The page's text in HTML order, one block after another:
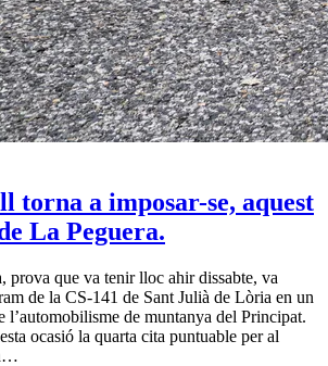
torna a imposar-se, aquest
La Peguera.
prova que va tenir lloc ahir dissabte, va
de la CS-141 de Sant Julià de Lòria en un
l’automobilisme de muntanya del Principat.
ocasió la quarta cita puntuable per al